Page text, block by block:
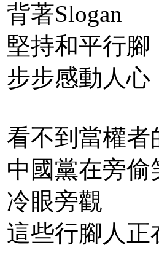
背著Slogan
堅持和平行腳
步步感動人心
看不到當權者
中國黨在旁偷
冷眼旁觀
這些行腳人正